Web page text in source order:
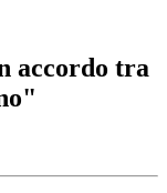
accordo tra